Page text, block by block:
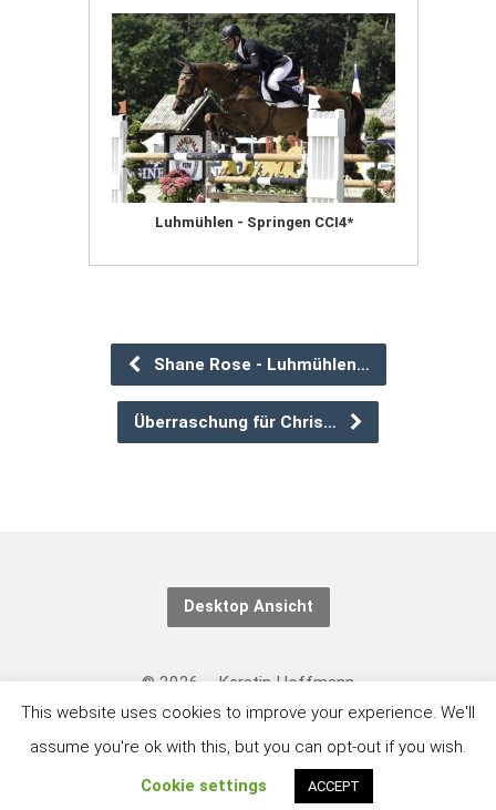
Luhmühlen - Springen CCI4*
Shane Rose - Luhmühlen…
Überraschung für Chris…
Desktop Ansicht
© 2026 – Kerstin Hoffmann
Kontakt/Datenschutzerklärung: https://eventing-
art.com/kontakt
This website uses cookies to improve your experience. We'll
assume you're ok with this, but you can opt-out if you wish.
Cookie settings
ACCEPT